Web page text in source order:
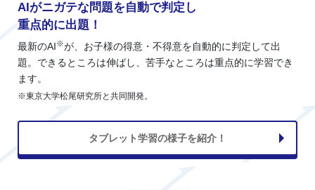
AIがニガテな問題を自動で判定し
重点的に出題！
最新のAI※が、お子様の得意・不得意を自動的に判定して出
題。できるところは伸ばし、苦手なところは重点的に学習でき
ます。
※東京大学松尾研究所と共同開発。
タブレット学習の様子を紹介！